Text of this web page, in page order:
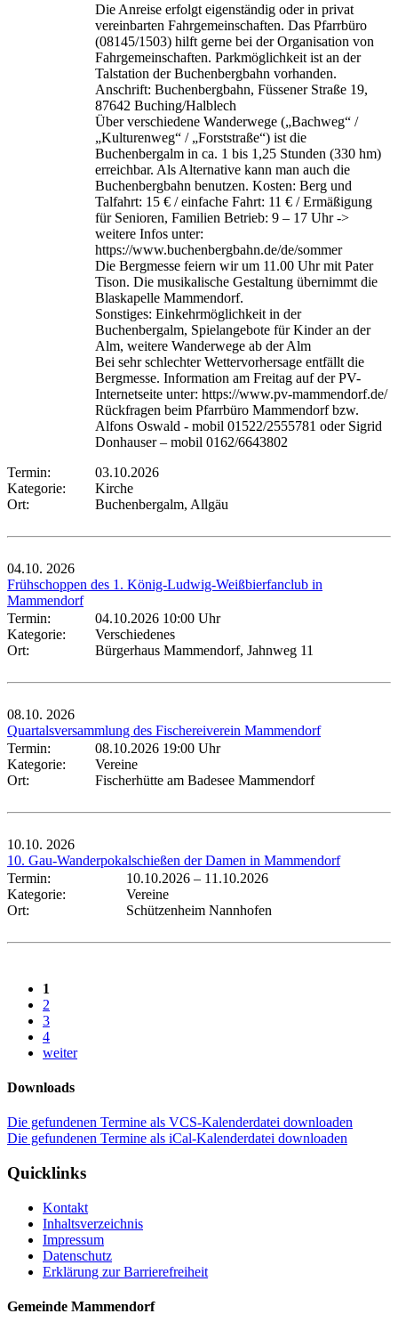
Die Anreise erfolgt eigenständig oder in privat
vereinbarten Fahrgemeinschaften. Das Pfarrbüro
(08145/1503) hilft gerne bei der Organisation von
Fahrgemeinschaften. Parkmöglichkeit ist an der
Talstation der Buchenbergbahn vorhanden.
Anschrift: Buchenbergbahn, Füssener Straße 19,
87642 Buching/Halblech
Über verschiedene Wanderwege („Bachweg“ /
„Kulturenweg“ / „Forststraße“) ist die
Buchenbergalm in ca. 1 bis 1,25 Stunden (330 hm)
erreichbar. Als Alternative kann man auch die
Buchenbergbahn benutzen. Kosten: Berg und
Talfahrt: 15 € / einfache Fahrt: 11 € / Ermäßigung
für Senioren, Familien Betrieb: 9 – 17 Uhr ->
weitere Infos unter:
https://www.buchenbergbahn.de/de/sommer
Die Bergmesse feiern wir um 11.00 Uhr mit Pater
Tison. Die musikalische Gestaltung übernimmt die
Blaskapelle Mammendorf.
Sonstiges: Einkehrmöglichkeit in der
Buchenbergalm, Spielangebote für Kinder an der
Alm, weitere Wanderwege ab der Alm
Bei sehr schlechter Wettervorhersage entfällt die
Bergmesse. Information am Freitag auf der PV-
Internetseite unter: https://www.pv-mammendorf.de/
Rückfragen beim Pfarrbüro Mammendorf bzw.
Alfons Oswald - mobil 01522/2555781 oder Sigrid
Donhauser – mobil 0162/6643802
Termin:
03.10.2026
Kategorie:
Kirche
Ort:
Buchenbergalm, Allgäu
04.10. 2026
Frühschoppen des 1. König-Ludwig-Weißbierfanclub in
Mammendorf
Termin:
04.10.2026 10:00 Uhr
Kategorie:
Verschiedenes
Ort:
Bürgerhaus Mammendorf, Jahnweg 11
08.10. 2026
Quartalsversammlung des Fischereiverein Mammendorf
Termin:
08.10.2026 19:00 Uhr
Kategorie:
Vereine
Ort:
Fischerhütte am Badesee Mammendorf
10.10. 2026
10. Gau-Wanderpokalschießen der Damen in Mammendorf
Termin:
10.10.2026 – 11.10.2026
Kategorie:
Vereine
Ort:
Schützenheim Nannhofen
1
2
3
4
weiter
Downloads
Die gefundenen Termine als VCS-Kalenderdatei downloaden
Die gefundenen Termine als iCal-Kalenderdatei downloaden
Quicklinks
Kontakt
Inhaltsverzeichnis
Impressum
Datenschutz
Erklärung zur Barrierefreiheit
Gemeinde Mammendorf